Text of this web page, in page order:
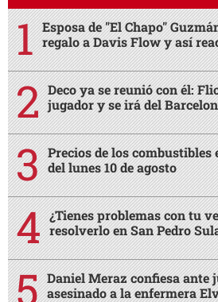
Esposa de "El Chapo"
regalo a Davis Flow y así
Deco ya se reunió con él:
jugador y se irá del
Precios de los
del lunes 10 de agosto
¿Tienes problemas con tu
resolverlo en San Pedro
Daniel Meraz confiesa ante
asesinado a la enfermera